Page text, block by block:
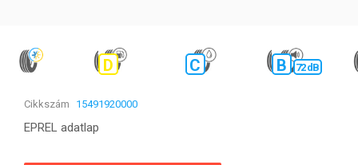
D C B 72 dB
Cikkszám 15491920000
EPREL adatlap